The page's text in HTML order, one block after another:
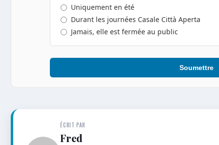
Uniquement en été
Durant les journées Casale Città Aperta
Jamais, elle est fermée au public
Soumettre
ÉCRIT PAR
Fred